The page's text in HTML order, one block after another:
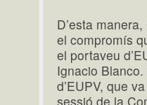
D’esta
el compromís
el portaveu
Ignacio
d’EUPV, que
sessió de la